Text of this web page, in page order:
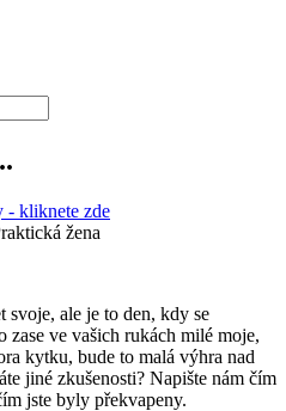
- kliknete zde
žena
svoje, ale je to den, kdy se
ve vašich rukách milé moje,
kytku, bude to malá výhra nad
jiné zkušenosti? Napište nám čím
jste byly překvapeny.